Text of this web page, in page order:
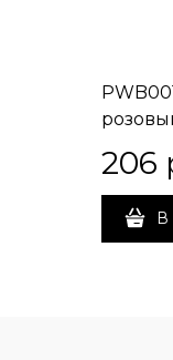
206
В